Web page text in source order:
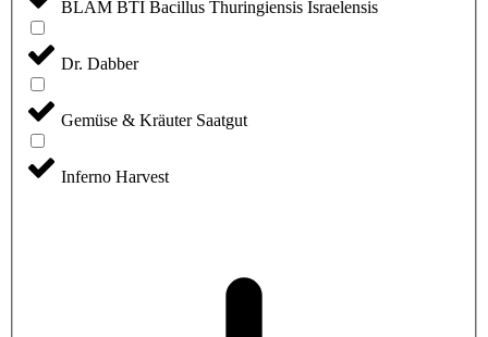
BLAM BTI Bacillus Thuringiensis Israelensis
Dr. Dabber
Gemüse & Kräuter Saatgut
Inferno Harvest